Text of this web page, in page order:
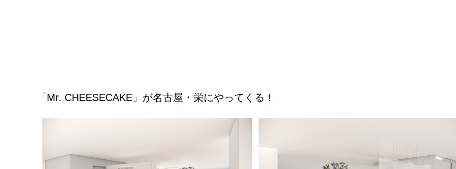
「Mr. CHEESECAKE」が名古屋・栄にやってくる！